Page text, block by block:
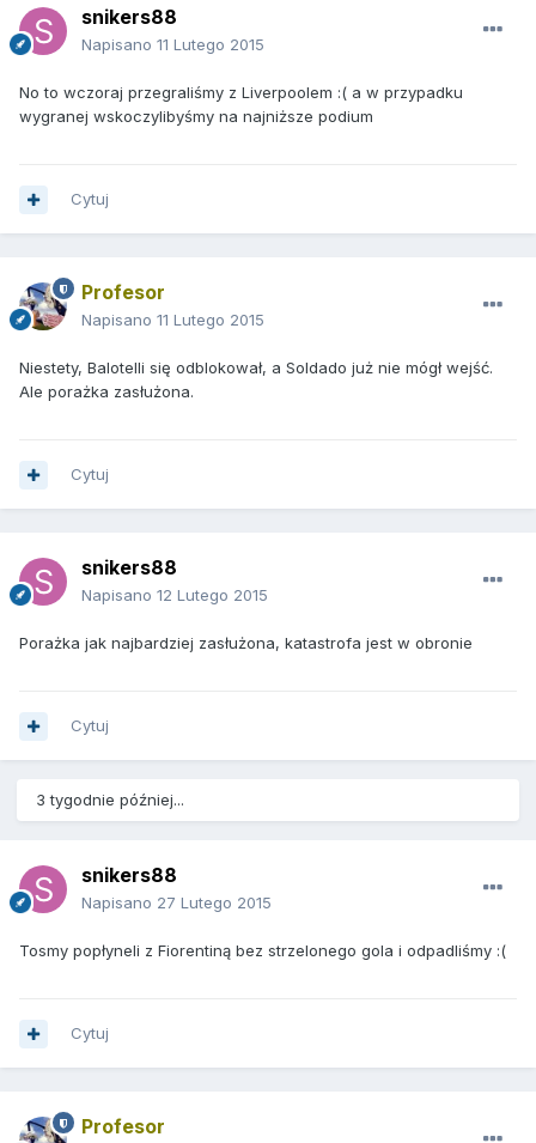
snikers88
Napisano 11 Lutego 2015
No to wczoraj przegraliśmy z Liverpoolem :( a w przypadku
wygranej wskoczylibyśmy na najniższe podium
Cytuj
Profesor
Napisano 11 Lutego 2015
Niestety, Balotelli się odblokował, a Soldado już nie mógł wejść.
Ale porażka zasłużona.
Cytuj
snikers88
Napisano 12 Lutego 2015
Porażka jak najbardziej zasłużona, katastrofa jest w obronie
Cytuj
3 tygodnie później...
snikers88
Napisano 27 Lutego 2015
Tosmy popłyneli z Fiorentiną bez strzelonego gola i odpadliśmy :(
Cytuj
Profesor